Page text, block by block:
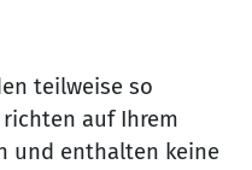
teilweise so
richten auf Ihrem
und enthalten keine